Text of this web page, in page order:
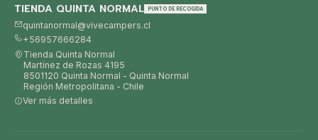
TIENDA QUINTA NORMAL PUNTO DE RECOGIDA
quintanormal@vivecampers.cl
+56957666284
Tienda Quinta Normal
Martínez de Rozas 4195
8501120 Quinta Normal - Quinta Normal
Región Metropolitana - Chile
Ver más detalles